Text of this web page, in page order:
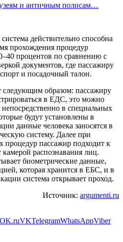
и античным полисам…
действительно способна
прохождения процедур
процентов по сравнению с
документов, где пассажиру
и посадочный талон.
образом: пассажиру
в ЕДС, это можно
непосредственно в специальных
будут установлены в
данные человека заносятся в
систему. Далее при
процедур пассажир подходит к
распознавания лиц.
биометрические данные,
которая хранится в ЕБС, и в
система открывает проход.
Источник: argumenti.ru
OK.ruVKTelegramWhatsAppViber